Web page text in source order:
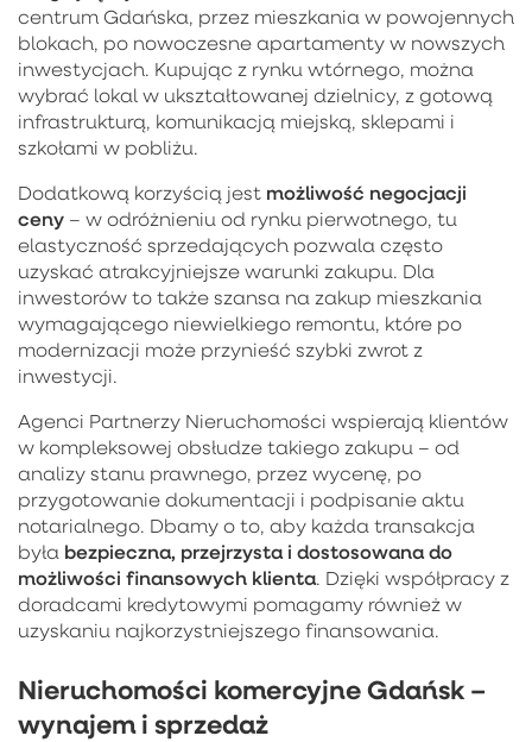
centrum Gdańska, przez mieszkania w powojennych
blokach, po nowoczesne apartamenty w nowszych
inwestycjach. Kupując z rynku wtórnego, można
wybrać lokal w ukształtowanej dzielnicy, z gotową
infrastrukturą, komunikacją miejską, sklepami i
szkołami w pobliżu.
Dodatkową korzyścią jest możliwość negocjacji
ceny – w odróżnieniu od rynku pierwotnego, tu
elastyczność sprzedających pozwala często
uzyskać atrakcyjniejsze warunki zakupu. Dla
inwestorów to także szansa na zakup mieszkania
wymagającego niewielkiego remontu, które po
modernizacji może przynieść szybki zwrot z
inwestycji.
Agenci Partnerzy Nieruchomości wspierają klientów
w kompleksowej obsłudze takiego zakupu – od
analizy stanu prawnego, przez wycenę, po
przygotowanie dokumentacji i podpisanie aktu
notarialnego. Dbamy o to, aby każda transakcja
była bezpieczna, przejrzysta i dostosowana do
możliwości finansowych klienta. Dzięki współpracy z
doradcami kredytowymi pomagamy również w
uzyskaniu najkorzystniejszego finansowania.
Nieruchomości komercyjne Gdańsk –
wynajem i sprzedaż